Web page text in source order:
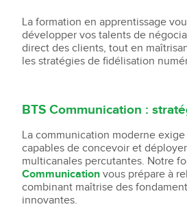
La formation en apprentissage
développer vos talents de
direct des clients, tout en
les stratégies de fidélisation
BTS Communication :
La communication moderne
capables de concevoir et
multicanales percutantes. Notre
Communication vous prépare à
combinant maîtrise des
innovantes.